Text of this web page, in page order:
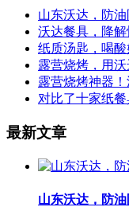
山东沃达，防
沃达餐具，降
纸质汤匙，喝
露营烧烤，用
露营烧烤神器
对比了十家纸
最新文章
山东沃达，防